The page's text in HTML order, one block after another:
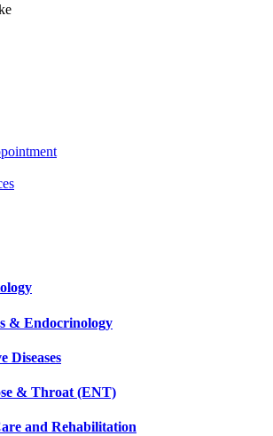
& Endocrinology
Diseases
& Throat (ENT)
and Rehabilitation